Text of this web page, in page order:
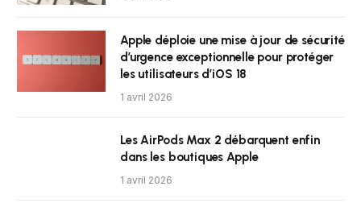
Apple déploie une mise à jour de sécurité
d’urgence exceptionnelle pour protéger
les utilisateurs d’iOS 18
1 avril 2026
Les AirPods Max 2 débarquent enfin
dans les boutiques Apple
1 avril 2026